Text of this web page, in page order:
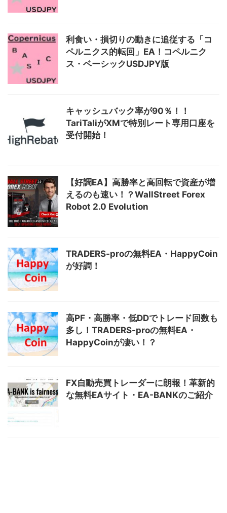
利食い・損切りの動きに追従する「コ
ペルニクス的転回」EA！コペルニク
ス・ベーシックUSDJPY版
キャッシュバック率が90％！！
TariTaliがXMで特別レート専用口座を
受付開始！
【好調EA】高勝率と高回転で資産が増
えるのも速い！？WallStreet Forex
Robot 2.0 Evolution
TRADERS-proの無料EA・HappyCoin
が好調！
高PF・高勝率・低DDでトレード回数も
多し！TRADERS-proの無料EA・
HappyCoinが凄い！？
FX自動売買トレーダーに朗報！革新的
な無料EAサイト・EA-BANKのご紹介